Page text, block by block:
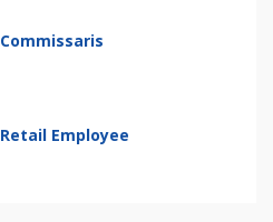
Commissaris
Retail Employee